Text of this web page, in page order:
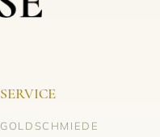
SERVICE
GOLDSCHMIEDE